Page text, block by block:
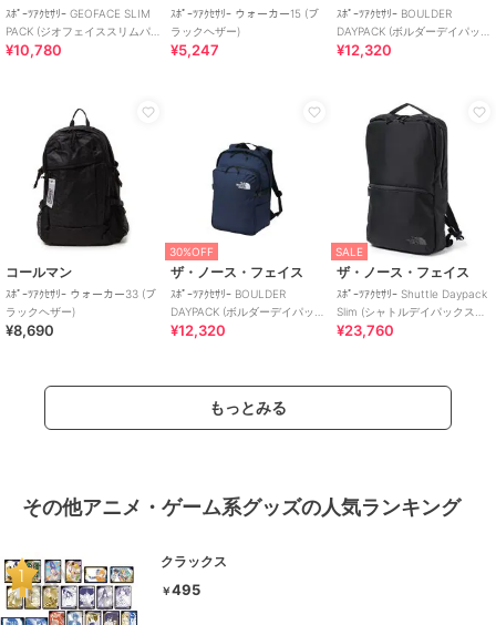
ｽﾎﾟｰﾂｱｸｾｻﾘｰ GEOFACE SLIM
PACK (ジオフェイススリムパ
ック)
¥10,780
ｽﾎﾟｰﾂｱｸｾｻﾘｰ ウォーカー15 (ブ
ラックヘザー)
¥5,247
ｽﾎﾟｰﾂｱｸｾｻﾘｰ BOULDER
DAYPACK (ボルダーデイパッ
ク)
¥12,320
コールマン
ｽﾎﾟｰﾂｱｸｾｻﾘｰ ウォーカー33 (ブ
ラックヘザー)
¥8,690
30%OFF
ザ・ノース・フェイス
ｽﾎﾟｰﾂｱｸｾｻﾘｰ BOULDER
DAYPACK (ボルダーデイパッ
ク)
¥12,320
SALE
ザ・ノース・フェイス
ｽﾎﾟｰﾂｱｸｾｻﾘｰ Shuttle Daypack
Slim (シャトルデイパックスリ
ム)
¥23,760
もっとみる
その他アニメ・ゲーム系グッズの人気ランキング
クラックス
￥495